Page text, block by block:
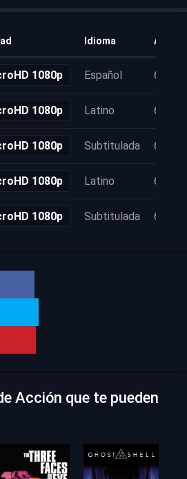
Idioma
1080p Español 6 años
1080p Latino 6 años
1080p Subtitulada 6 años
1080p Latino 6 años
1080p Subtitulada 6 años
Acción que te pueden